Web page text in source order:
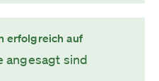
erfolgreich auf
angesagt sind